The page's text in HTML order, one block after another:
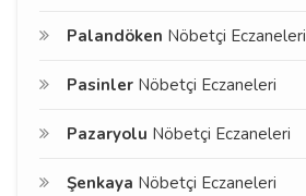
Palandöken Nöbetçi Eczaneleri
Pasinler Nöbetçi Eczaneleri
Pazaryolu Nöbetçi Eczaneleri
Şenkaya Nöbetçi Eczaneleri